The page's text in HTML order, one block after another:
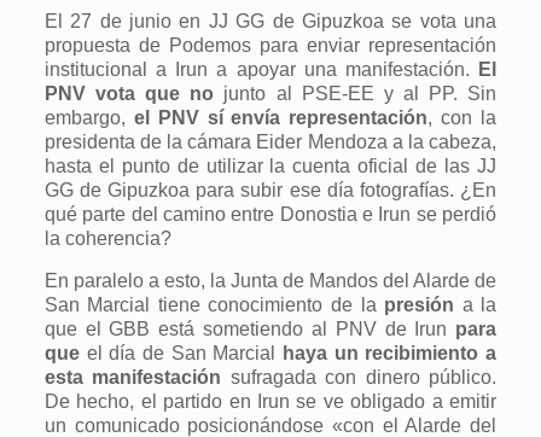
El 27 de junio en JJ GG de Gipuzkoa se vota una
propuesta de Podemos para enviar representación
institucional a Irun a apoyar una manifestación.
El
PNV vota que no junto al PSE-EE y al PP. Sin
embargo, el PNV sí envía representación, con la
presidenta de la cámara Eider Mendoza a la cabeza,
hasta el punto de utilizar la cuenta oficial de las JJ
GG de Gipuzkoa para subir ese día fotografías. ¿En
qué parte del camino entre Donostia e Irun se perdió
la coherencia?
En paralelo a esto, la Junta de Mandos del Alarde de
San Marcial tiene conocimiento de la presión a la
que el GBB está sometiendo al PNV de Irun para
queel día de San Marcial
haya un recibimiento a
esta manifestación sufragada con dinero público.
De hecho, el partido en Irun se ve obligado a emitir
un comunicado posicionándose «con el Alarde del